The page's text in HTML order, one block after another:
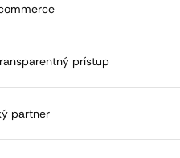
prístup
partner